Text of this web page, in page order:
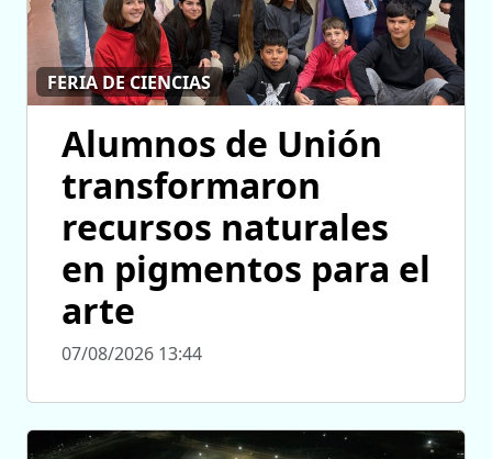
FERIA DE CIENCIAS
Alumnos de Unión
transformaron
recursos naturales
en pigmentos para el
arte
07/08/2026 13:44